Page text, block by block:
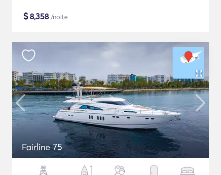
$8,358 /noite
Fairline 75